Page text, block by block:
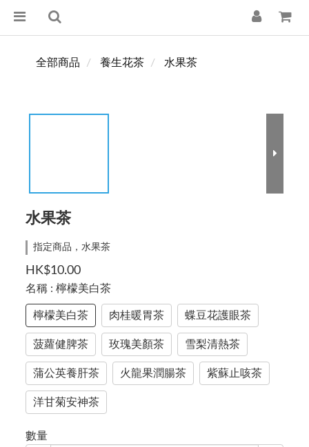
全部商品 養生花茶 水果茶
水果茶
指定商品，水果茶
HK$10.00
名稱 : 檸檬美白茶
檸檬美白茶 肉桂暖胃茶 蝶豆花護眼茶
菠蘿健脾茶 玫瑰美顏茶 雪梨清熱茶
蒲公英養肝茶 火龍果潤腸茶 紫蘇止咳茶
洋甘菊安神茶
數量